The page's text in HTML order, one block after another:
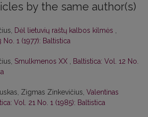
by the same author(s)
Dėl lietuvių raštų kalbos kilmės ,
No. 1 (1977): Baltistica
Smulkmenos XX , Baltistica: Vol. 12 No.
Zigmas Zinkevičius, Valentinas
Vol. 21 No. 1 (1985): Baltistica